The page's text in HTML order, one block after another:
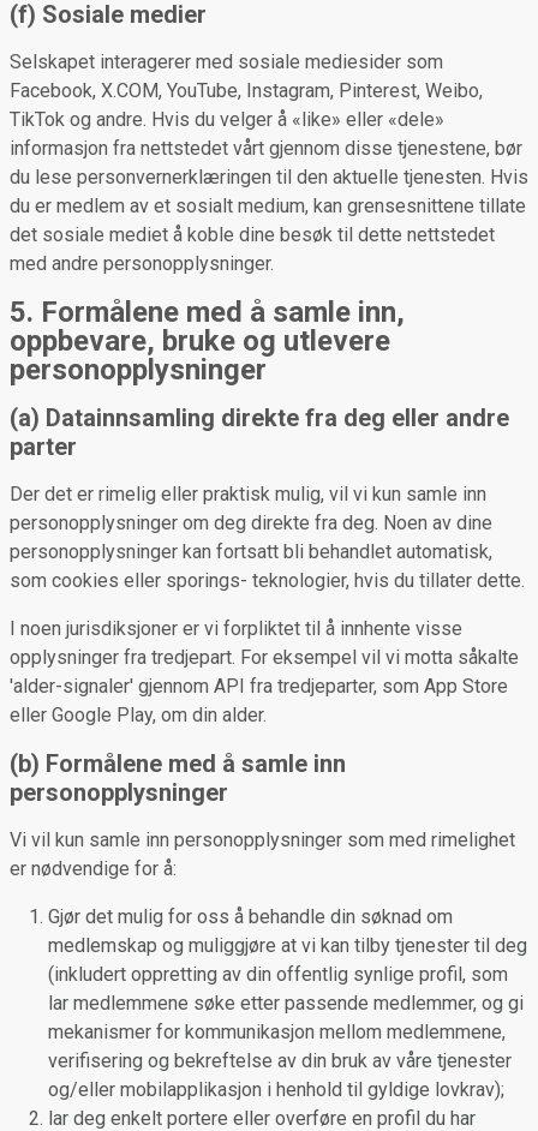
(f) Sosiale medier
Selskapet interagerer med sosiale mediesider som
Facebook, X.COM, YouTube, Instagram, Pinterest, Weibo,
TikTok og andre. Hvis du velger å «like» eller «dele»
informasjon fra nettstedet vårt gjennom disse tjenestene, bør
du lese personvernerklæringen til den aktuelle tjenesten. Hvis
du er medlem av et sosialt medium, kan grensesnittene tillate
det sosiale mediet å koble dine besøk til dette nettstedet
med andre personopplysninger.
5. Formålene med å samle inn,
oppbevare, bruke og utlevere
personopplysninger
(a) Datainnsamling direkte fra deg eller andre
parter
Der det er rimelig eller praktisk mulig, vil vi kun samle inn
personopplysninger om deg direkte fra deg. Noen av dine
personopplysninger kan fortsatt bli behandlet automatisk,
som cookies eller sporings- teknologier, hvis du tillater dette.
I noen jurisdiksjoner er vi forpliktet til å innhente visse
opplysninger fra tredjepart. For eksempel vil vi motta såkalte
'alder-signaler' gjennom API fra tredjeparter, som App Store
eller Google Play, om din alder.
(b) Formålene med å samle inn
personopplysninger
Vi vil kun samle inn personopplysninger som med rimelighet
er nødvendige for å:
Gjør det mulig for oss å behandle din søknad om
medlemskap og muliggjøre at vi kan tilby tjenester til deg
(inkludert oppretting av din offentlig synlige profil, som
lar medlemmene søke etter passende medlemmer, og gi
mekanismer for kommunikasjon mellom medlemmene,
verifisering og bekreftelse av din bruk av våre tjenester
og/eller mobilapplikasjon i henhold til gyldige lovkrav);
lar deg enkelt portere eller overføre en profil du har